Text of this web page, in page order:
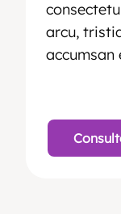
arcu,
accumsan